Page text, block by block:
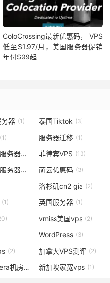
ColoCrossing最新优惠码， VPS
低至$1.97/月，美国服务器促销
年付$99起
器 (1) 泰国Tiktok (3)
(1) 服务器迁移 (1)
NovixLink服务器价格 (1)
菲律宾VPS (13)
NovixLink服务器怎么选 (1)
荫云优惠码 (3)
洛杉矶cn2 gia (2)
(1) 英国服务器 (1)
vmiss美国vps (2)
WordPress (3)
(2) 加拿大VPS测评 (2)
美国高防cera机房 新加坡家宽vps (1)